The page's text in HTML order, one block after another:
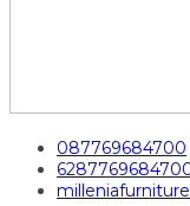
087769684700